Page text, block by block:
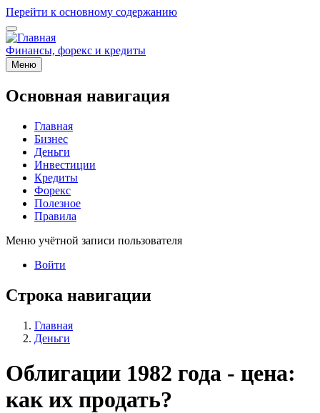
Перейти к основному содержанию
Финансы, форекс и кредиты
Меню
Основная навигация
Главная
Бизнес
Деньги
Инвестиции
Кредиты
Форекс
Полезное
Правила
Меню учётной записи пользователя
Войти
Строка навигации
Главная
Деньги
Облигации 1982 года - цена:
как их продать?